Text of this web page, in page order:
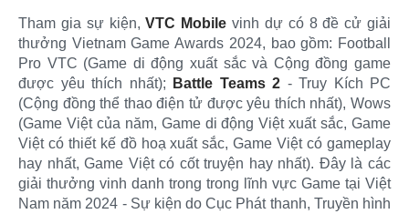
Tham gia sự kiện,VTC Mobile vinh dự có 8 đề cử giải
thưởng Vietnam Game Awards 2024, bao gồm: Football
Pro VTC (Game di động xuất sắc và Cộng đồng game
được yêu thích nhất);
Battle Teams 2 - Truy Kích PC
(Cộng đồng thể thao điện tử được yêu thích nhất), Wows
(Game Việt của năm, Game di động Việt xuất sắc, Game
Việt có thiết kế đồ hoạ xuất sắc, Game Việt có gameplay
hay nhất, Game Việt có cốt truyện hay nhất). Đây là các
giải thưởng vinh danh trong trong lĩnh vực Game tại Việt
Nam năm 2024 - Sự kiện do Cục Phát thanh, Truyền hình